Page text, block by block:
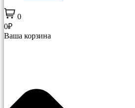
0
0₽
Ваша корзина